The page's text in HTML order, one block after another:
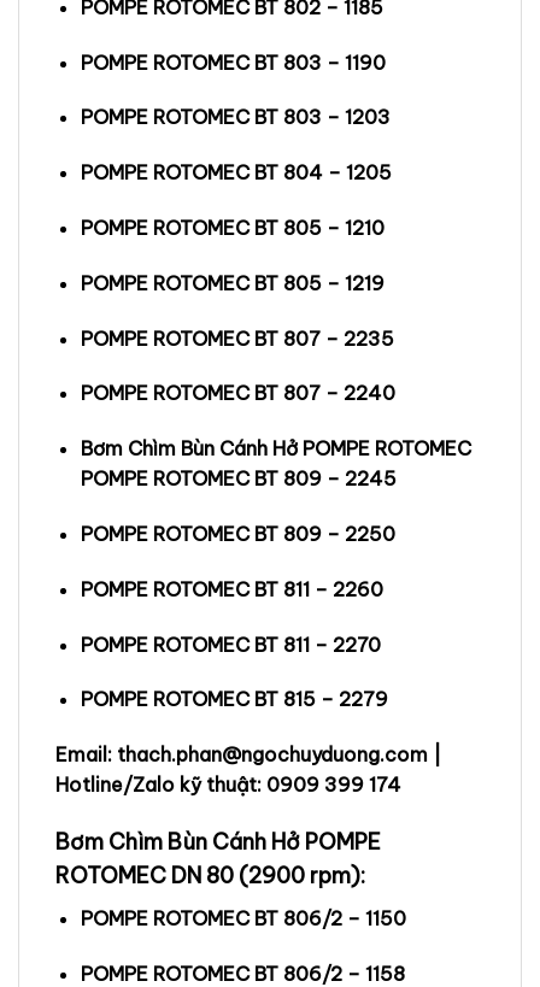
POMPE ROTOMEC BT 802 – 1185
POMPE ROTOMEC BT 803 – 1190
POMPE ROTOMEC BT 803 – 1203
POMPE ROTOMEC BT 804 – 1205
POMPE ROTOMEC BT 805 – 1210
POMPE ROTOMEC BT 805 – 1219
POMPE ROTOMEC BT 807 – 2235
POMPE ROTOMEC BT 807 – 2240
Bơm Chìm Bùn Cánh Hở POMPE ROTOMEC
POMPE ROTOMEC BT 809 – 2245
POMPE ROTOMEC BT 809 – 2250
POMPE ROTOMEC BT 811 – 2260
POMPE ROTOMEC BT 811 – 2270
POMPE ROTOMEC BT 815 – 2279
Email: thach.phan@ngochuyduong.com |
Hotline/Zalo kỹ thuật: 0909 399 174
Bơm Chìm Bùn Cánh Hở POMPE
ROTOMEC DN 80 (2900 rpm):
POMPE ROTOMEC BT 806/2 – 1150
POMPE ROTOMEC BT 806/2 – 1158